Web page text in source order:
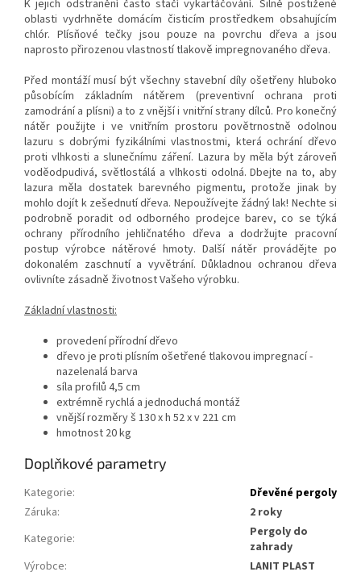
K jejich odstranění často stačí vykartáčování. Silně postižené
oblasti vydrhněte domácím čisticím prostředkem obsahujícím
chlór. Plísňové tečky jsou pouze na povrchu dřeva a jsou
naprosto přirozenou vlastností tlakově impregnovaného dřeva.
Před montáží musí být všechny stavební díly ošetřeny hluboko
působícím základním nátěrem (preventivní ochrana proti
zamodrání a plísni) a to z vnější i vnitřní strany dílců. Pro konečný
nátěr použijte i ve vnitřním prostoru povětrnostně odolnou
lazuru s dobrými fyzikálními vlastnostmi, která ochrání dřevo
proti vlhkosti a slunečnímu záření. Lazura by měla být zároveň
voděodpudivá, světlostálá a vlhkosti odolná. Dbejte na to, aby
lazura měla dostatek barevného pigmentu, protože jinak by
mohlo dojít k zešednutí dřeva. Nepoužívejte žádný lak! Nechte si
podrobně poradit od odborného prodejce barev, co se týká
ochrany přírodního jehličnatého dřeva a dodržujte pracovní
postup výrobce nátěrové hmoty. Další nátěr provádějte po
dokonalém zaschnutí a vyvětrání. Důkladnou ochranou dřeva
ovlivníte zásadně životnost Vašeho výrobku.
Základní vlastnosti:
provedení přírodní dřevo
dřevo je proti plísním ošetřené tlakovou impregnací -
nazelenalá barva
síla profilů 4,5 cm
extrémně rychlá a jednoduchá montáž
vnější rozměry š 130 x h 52 x v 221 cm
hmotnost 20 kg
Doplňkové parametry
Kategorie:
Dřevěné pergoly
Záruka:
2 roky
Kategorie:
pergoly do
zahrady
Výrobce:
LANIT PLAST